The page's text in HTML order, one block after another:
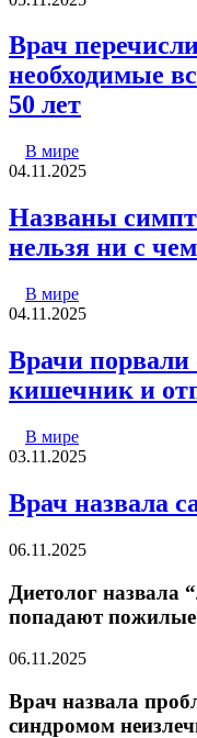
Врач
необходимые
50 лет
В мире
04.11.2025
Названы
нельзя ни с
В мире
04.11.2025
Врачи порвали
кишечник и
В мире
03.11.2025
Врач назвала
06.11.2025
Диетолог назвала
попадают
06.11.2025
Врач назвала
синдромом